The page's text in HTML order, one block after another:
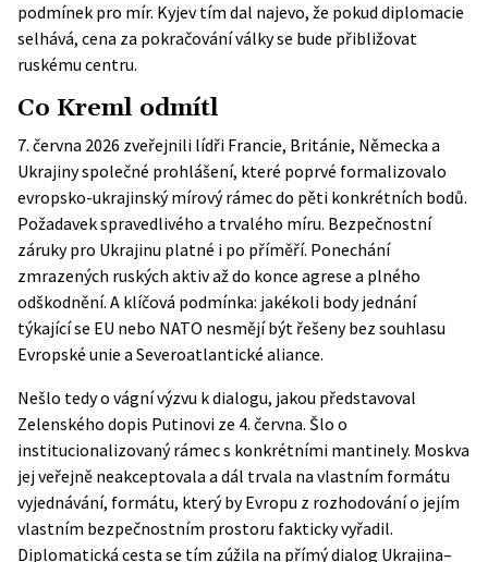
podmínek pro mír. Kyjev tím dal najevo, že pokud diplomacie
selhává, cena za pokračování války se bude přibližovat
ruskému centru.
Co Kreml odmítl
7. června 2026 zveřejnili lídři Francie, Británie, Německa a
Ukrajinyspolečné prohlášení, které poprvé formalizovalo
evropsko-ukrajinský mírový rámec do pěti konkrétních bodů.
Požadavek spravedlivého a trvalého míru. Bezpečnostní
záruky pro Ukrajinu platné i po příměří. Ponechání
zmrazených ruských aktiv až do konce agrese a plného
odškodnění. A klíčová podmínka: jakékoli body jednání
týkající se EU nebo NATO nesmějí být řešeny bez souhlasu
Evropské unie a Severoatlantické aliance.
Nešlo tedy o vágní výzvu k dialogu, jakou představoval
Zelenského dopis Putinovi ze 4. června. Šlo o
institucionalizovaný rámec s konkrétními mantinely. Moskva
jej veřejně neakceptovala a dál trvala na vlastním formátu
vyjednávání, formátu, který by Evropu z rozhodování o jejím
vlastním bezpečnostním prostoru fakticky vyřadil.
Diplomatická cesta se tím zúžila na přímý dialog Ukrajina–